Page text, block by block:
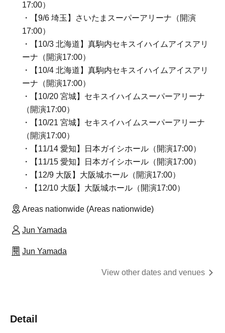
17:00）
・【9/6 埼玉】さいたまスーパーアリーナ（開演
17:00）
・【10/3 北海道】真駒内セキスイハイムアイスアリ
ーナ（開演17:00）
・【10/4 北海道】真駒内セキスイハイムアイスアリ
ーナ（開演17:00）
・【10/20 宮城】セキスイハイムスーパーアリーナ
（開演17:00）
・【10/21 宮城】セキスイハイムスーパーアリーナ
（開演17:00）
・【11/14 愛知】日本ガイシホール（開演17:00）
・【11/15 愛知】日本ガイシホール（開演17:00）
・【12/9 大阪】大阪城ホール（開演17:00）
・【12/10 大阪】大阪城ホール（開演17:00）
Areas nationwide (Areas nationwide)
Jun Yamada
Jun Yamada
View other dates and venues
Detail